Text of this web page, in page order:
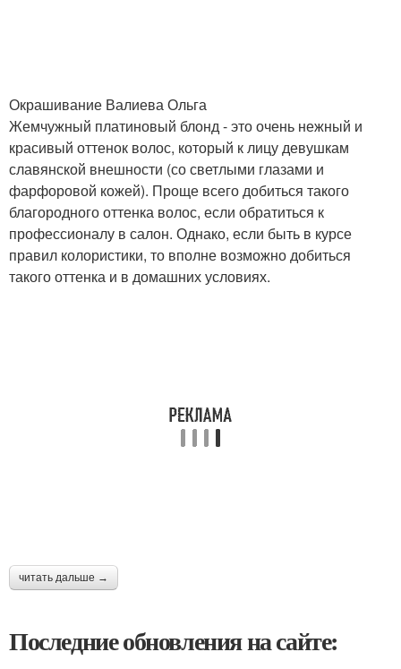
Окрашивание Валиева Ольга
Жемчужный платиновый блонд - это очень нежный и
красивый оттенок волос, который к лицу девушкам
славянской внешности (со светлыми глазами и
фарфоровой кожей). Проще всего добиться такого
благородного оттенка волос, если обратиться к
профессионалу в салон. Однако, если быть в курсе
правил колористики, то вполне возможно добиться
такого оттенка и в домашних условиях.
читать дальше →
Последние обновления на сайте: